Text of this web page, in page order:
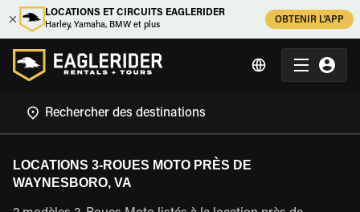
LOCATIONS ET CIRCUITS EAGLERIDER
Harley, Yamaha, BMW et plus
OBTENIR L'APP
LOCATIONS 3-ROUES MOTO PRÈS DE
WAYNESBORO, VA